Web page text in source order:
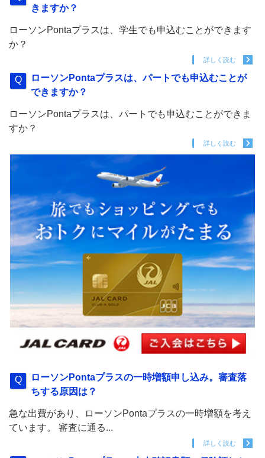
きますか？
ローソンPontaプラスは、学生でも申込むことができます
か？
詳しく読む
ローソンPontaプラスは、パートでも申込むことが
できますか？
ローソンPontaプラスは、パートでも申込むことができま
すか？
詳しく読む
ローソンPontaプラスの一時増額申し込み。審査落
ちする原因は？
急な出費があり、ローソンPontaプラスの一時増額を考え
ています。 審査に通る...
詳しく読む